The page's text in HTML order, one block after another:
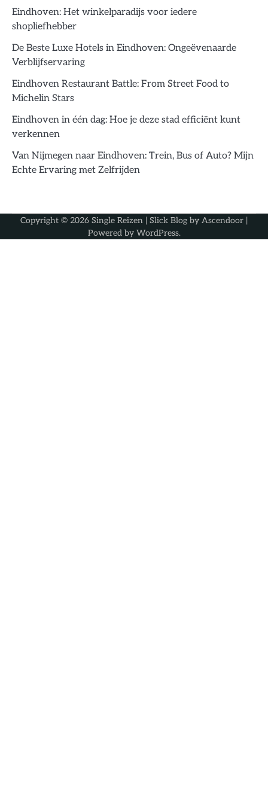
Eindhoven: Het winkelparadijs voor iedere
shopliefhebber
De Beste Luxe Hotels in Eindhoven: Ongeëvenaarde
Verblijfservaring
Eindhoven Restaurant Battle: From Street Food to
Michelin Stars
Eindhoven in één dag: Hoe je deze stad efficiënt kunt
verkennen
Van Nijmegen naar Eindhoven: Trein, Bus of Auto? Mijn
Echte Ervaring met Zelfrijden
Copyright © 2026 Single Reizen | Slick Blog by Ascendoor |
Powered by WordPress.